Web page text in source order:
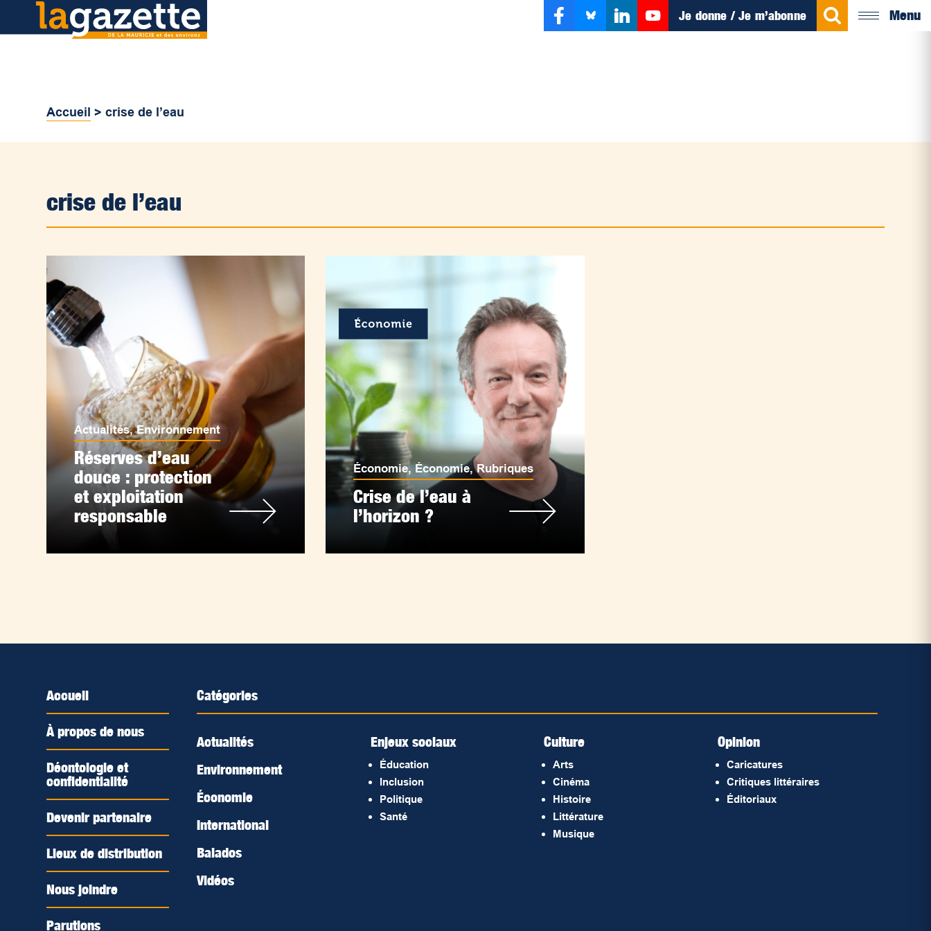
Je donne / Je m’abonne Menu
Accueil >crise de l’eau
crise de l’eau
Actualités,Environnement
Réserves d’eau
douce : protection
et exploitation
responsable
Économie,Économie,Rubriques
Crise de l’eau à
l’horizon ?
Accueil
À propos de nous
Déontologie et
confidentialité
Devenir partenaire
Lieux de distribution
Nous joindre
Parutions
Catégories
Actualités
Environnement
Économie
International
Balados
Vidéos
Enjeux sociaux
Éducation
Inclusion
Politique
Santé
Culture
Arts
Cinéma
Histoire
Littérature
Musique
Opinion
Caricatures
Critiques littéraires
Éditoriaux